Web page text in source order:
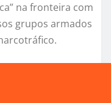
na fronteira com
grupos armados